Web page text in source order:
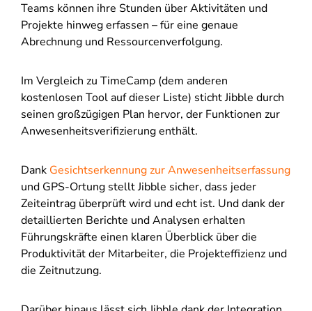
Teams können ihre Stunden über Aktivitäten und
Projekte hinweg erfassen – für eine genaue
Abrechnung und Ressourcenverfolgung.
Im Vergleich zu TimeCamp (dem anderen
kostenlosen Tool auf dieser Liste) sticht Jibble durch
seinen großzügigen Plan hervor, der Funktionen zur
Anwesenheitsverifizierung enthält.
Dank Gesichtserkennung zur Anwesenheitserfassung
und GPS-Ortung stellt Jibble sicher, dass jeder
Zeiteintrag überprüft wird und echt ist. Und dank der
detaillierten Berichte und Analysen erhalten
Führungskräfte einen klaren Überblick über die
Produktivität der Mitarbeiter, die Projekteffizienz und
die Zeitnutzung.